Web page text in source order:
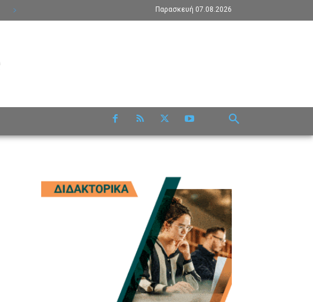
Παρασκευή 07.08.2026